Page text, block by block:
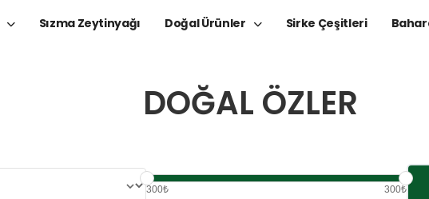
Sızma Zeytinyağı Doğal Ürünler Sirke Çeşitleri
DOĞAL ÖZLER
300₺ 300₺